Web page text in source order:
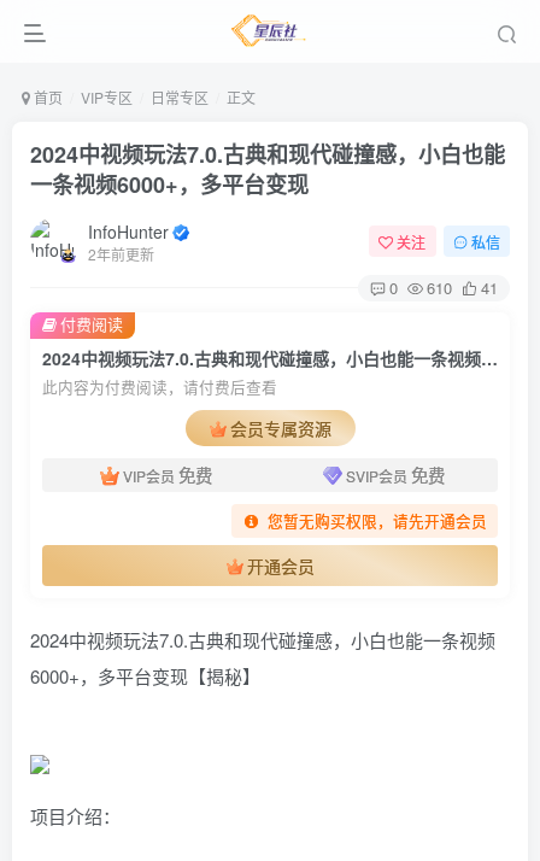
首页 VIP专区 日常专区 正文
2024中视频玩法7.0.古典和现代碰撞感，小白也能
一条视频6000+，多平台变现
InfoHunter
2年前更新
关注 私信
0 610 41
2024中视频玩法7.0.古典和现代碰撞感，小白也能一条视频6000+，多平台变现
此内容为付费阅读，请付费后查看
会员专属资源
VIP会员 免费 SVIP会员 免费
您暂无购买权限，请先开通会员
开通会员
付费阅读
2024中视频玩法7.0.古典和现代碰撞感，小白也能一条视频
6000+，多平台变现【揭秘】
项目介绍：